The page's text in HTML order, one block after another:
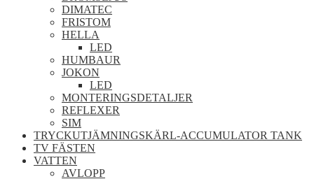
DIMATEC
FRISTOM
HELLA
LED
HUMBAUR
JOKON
LED
MONTERINGSDETALJER
REFLEXER
SIM
TRYCKUTJÄMNINGSKÄRL-ACCUMULATOR TANK
TV FÄSTEN
VATTEN
AVLOPP